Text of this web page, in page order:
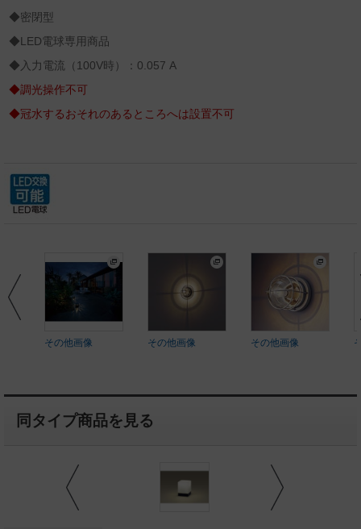
◆密閉型
◆LED電球専用商品
◆入力電流（100V時）：0.057 A
◆調光操作不可
◆冠水するおそれのあるところへは設置不可
その他画像 その他画像 その他画像
同タイプ商品を見る